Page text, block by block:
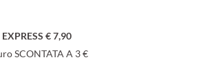
€ 7,90
SCONTATA A 3 €